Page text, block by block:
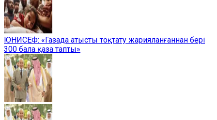
ЮНИСЕФ: «Газада атысты тоқтату жарияланғаннан бері
300 бала қаза тапты»